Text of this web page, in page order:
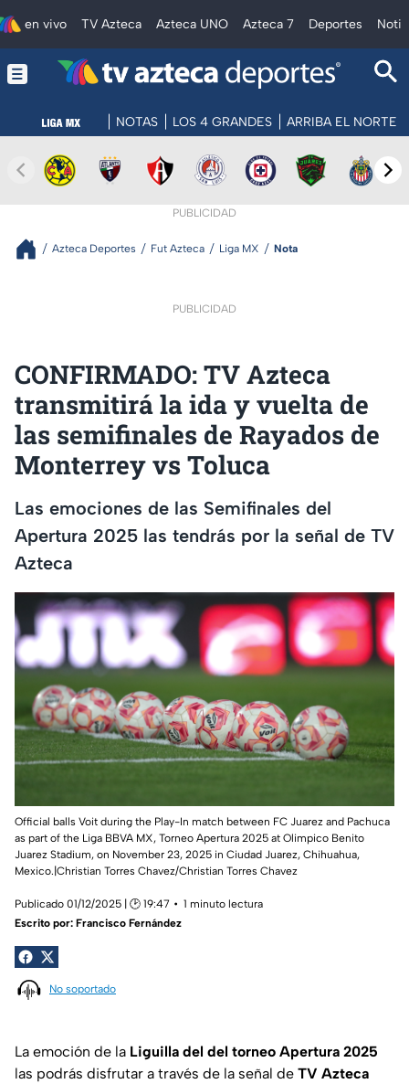
en vivo TV Azteca Azteca UNO Azteca 7 Deportes
NOTAS LOS 4 GRANDES ARRIBA EL NORTE
PUBLICIDAD
Azteca Deportes Fut Azteca Liga MX Nota
PUBLICIDAD
CONFIRMADO: TV Azteca
transmitirá la ida y vuelta de
las semifinales de Rayados de
Monterrey vs Toluca
Las emociones de las Semifinales del
Apertura 2025 las tendrás por la señal de TV
Azteca
Official balls Voit during the Play-In match between FC Juarez and Pachuca
as part of the Liga BBVA MX, Torneo Apertura 2025 at Olimpico Benito
Juarez Stadium, on November 23, 2025 in Ciudad Juarez, Chihuahua,
Mexico.|Christian Torres Chavez/Christian Torres Chavez
Publicado 01/12/2025 | 🕑 19:47
1 minuto lectura
Escrito por: Francisco Fernández
No soportado
La emoción de la Liguilla del del torneo Apertura 2025
las podrás disfrutar a través de la señal de TV Azteca